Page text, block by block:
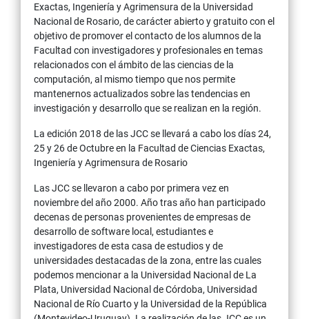
Exactas, Ingeniería y Agrimensura de la Universidad
Nacional de Rosario, de carácter abierto y gratuito con el
objetivo de promover el contacto de los alumnos de la
Facultad con investigadores y profesionales en temas
relacionados con el ámbito de las ciencias de la
computación, al mismo tiempo que nos permite
mantenernos actualizados sobre las tendencias en
investigación y desarrollo que se realizan en la región.
La edición 2018 de las JCC se llevará a cabo los días 24,
25 y 26 de Octubre en la Facultad de Ciencias Exactas,
Ingeniería y Agrimensura de Rosario
Las JCC se llevaron a cabo por primera vez en
noviembre del año 2000. Año tras año han participado
decenas de personas provenientes de empresas de
desarrollo de software local, estudiantes e
investigadores de esta casa de estudios y de
universidades destacadas de la zona, entre las cuales
podemos mencionar a la Universidad Nacional de La
Plata, Universidad Nacional de Córdoba, Universidad
Nacional de Río Cuarto y la Universidad de la República